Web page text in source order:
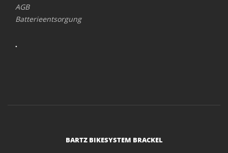
AGB
Batterieentsorgung
.
BARTZ BIKESYSTEM BRACKEL